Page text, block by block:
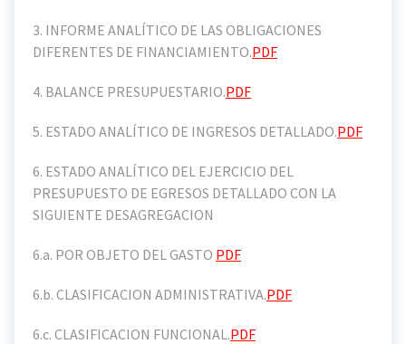
3. INFORME ANALÍTICO DE LAS OBLIGACIONES
DIFERENTES DE FINANCIAMIENTO.PDF
4. BALANCE PRESUPUESTARIO.PDF
5. ESTADO ANALÍTICO DE INGRESOS DETALLADO.PDF
6. ESTADO ANALÍTICO DEL EJERCICIO DEL
PRESUPUESTO DE EGRESOS DETALLADO CON LA
SIGUIENTE DESAGREGACION
6.a. POR OBJETO DEL GASTO PDF
6.b. CLASIFICACION ADMINISTRATIVA.PDF
6.c. CLASIFICACION FUNCIONAL.PDF